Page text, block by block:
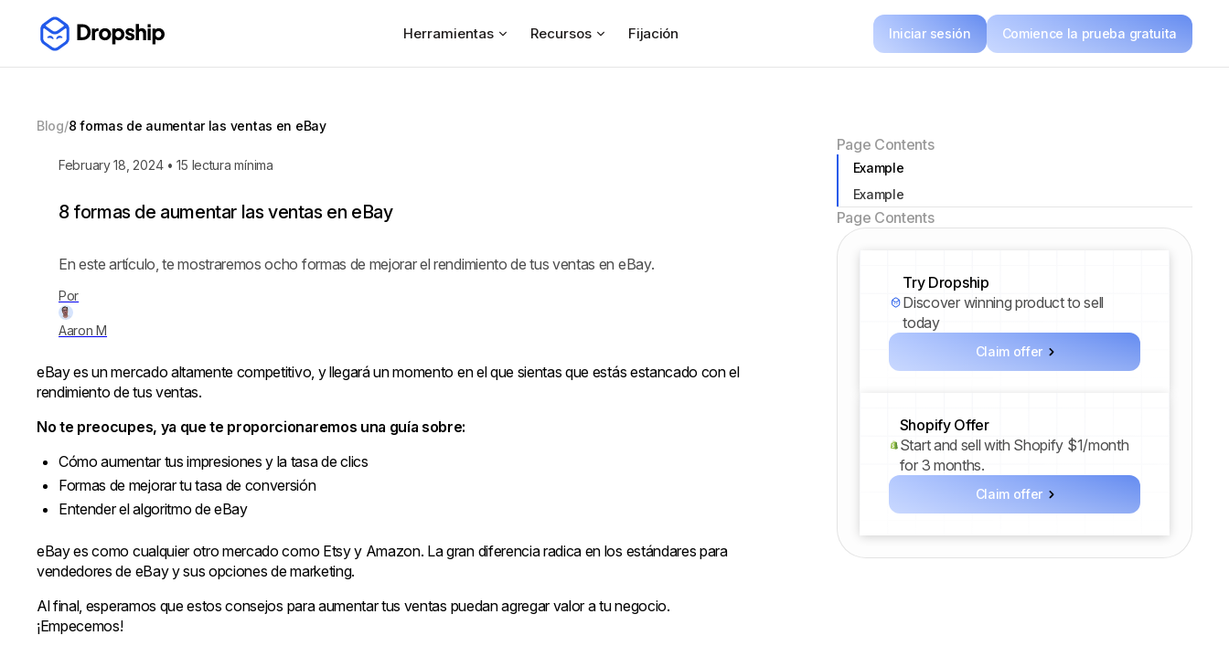
Herramientas Recursos Fijación Iniciar sesión Comience la prueba gratuita
Blog/8 formas de aumentar las ventas en eBay
February 18, 2024•15 lectura mínima
Por
Aaron M
8 formas de aumentar las ventas en eBay
En este artículo, te mostraremos ocho formas de mejorar el rendimiento de tus ventas en eBay.
eBay es un mercado altamente competitivo, y llegará un momento en el que sientas que estás estancado con el
rendimiento de tus ventas.
No te preocupes, ya que te proporcionaremos una guía sobre:
Cómo aumentar tus impresiones y la tasa de clics
Formas de mejorar tu tasa de conversión
Entender el algoritmo de eBay
eBay es como cualquier otro mercado como Etsy y Amazon. La gran diferencia radica en los estándares para
vendedores de eBay y sus opciones de marketing.
Al final, esperamos que estos consejos para aumentar tus ventas puedan agregar valor a tu negocio.
¡Empecemos!
Page Contents
Example
Example
Page Contents
Try Dropship
Discover winning product to sell
today
Claim offer
Shopify Offer
Start and sell with Shopify $1/month
for 3 months.
Claim offer